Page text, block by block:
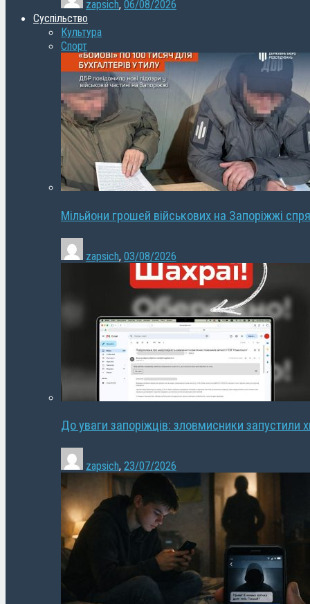
zapsich, 06/08/2026
Суспільство
Культура
Спорт
Мільйони грошей військових на Запоріжжі
zapsich, 03/08/2026
До уваги запоріжців: зловмисники запустили
zapsich, 23/07/2026